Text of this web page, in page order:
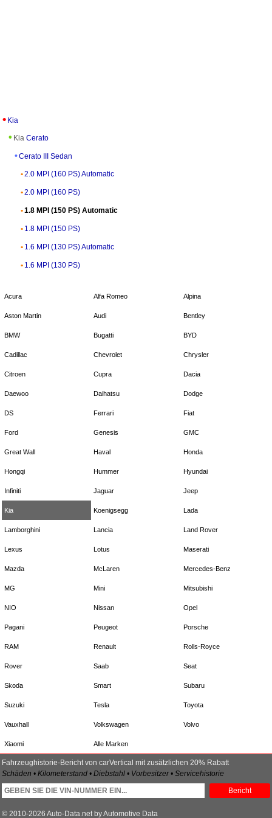
Kia
Kia Cerato
Cerato III Sedan
2.0 MPI (160 PS) Automatic
2.0 MPI (160 PS)
1.8 MPI (150 PS) Automatic
1.8 MPI (150 PS)
1.6 MPI (130 PS) Automatic
1.6 MPI (130 PS)
Acura Alfa Romeo Alpina
Aston Martin Audi Bentley
BMW Bugatti BYD
Cadillac Chevrolet Chrysler
Citroen Cupra Dacia
Daewoo Daihatsu Dodge
DS Ferrari Fiat
Ford Genesis GMC
Great Wall Haval Honda
Hongqi Hummer Hyundai
Infiniti Jaguar Jeep
Kia Koenigsegg Lada
Lamborghini Lancia Land Rover
Lexus Lotus Maserati
Mazda McLaren Mercedes-Benz
MG Mini Mitsubishi
NIO Nissan Opel
Pagani Peugeot Porsche
RAM Renault Rolls-Royce
Rover Saab Seat
Skoda Smart Subaru
Suzuki Tesla Toyota
Vauxhall Volkswagen Volvo
Xiaomi Alle Marken
Fahrzeughistorie-Bericht von carVertical mit zusätzlichen 20% Rabatt
Schäden • Kilometerstand • Diebstahl • Vorbesitzer • Servicehistorie
Bericht
© 2010-2026 Auto-Data.net by Automotive Data